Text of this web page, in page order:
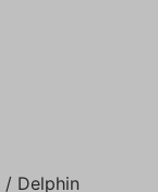
/ Delphin